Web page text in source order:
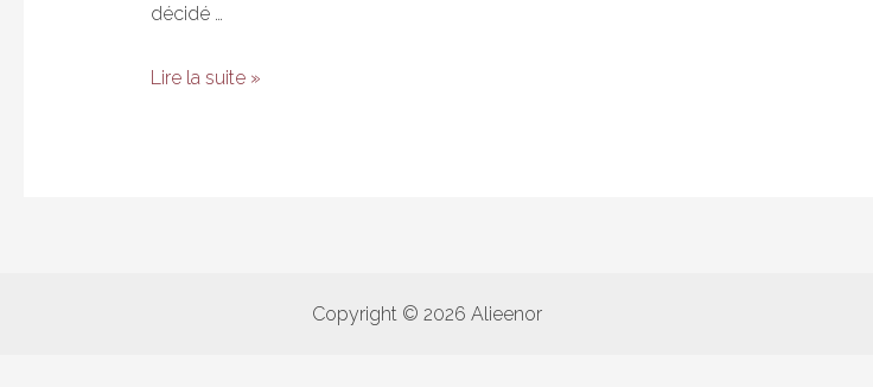
décidé …
KIKO
Lire la suite »
Copyright © 2026 Alieenor